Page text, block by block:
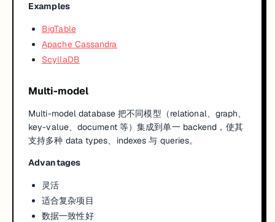
Examples
BigTable
Apache Cassandra
ScyllaDB
Multi-model
Multi-model database 把不同模型（relational、graph、
key-value、document 等）集成到单一 backend，使其
支持多种 data types、indexes 与 queries。
Advantages
灵活
适合复杂项目
数据一致性好